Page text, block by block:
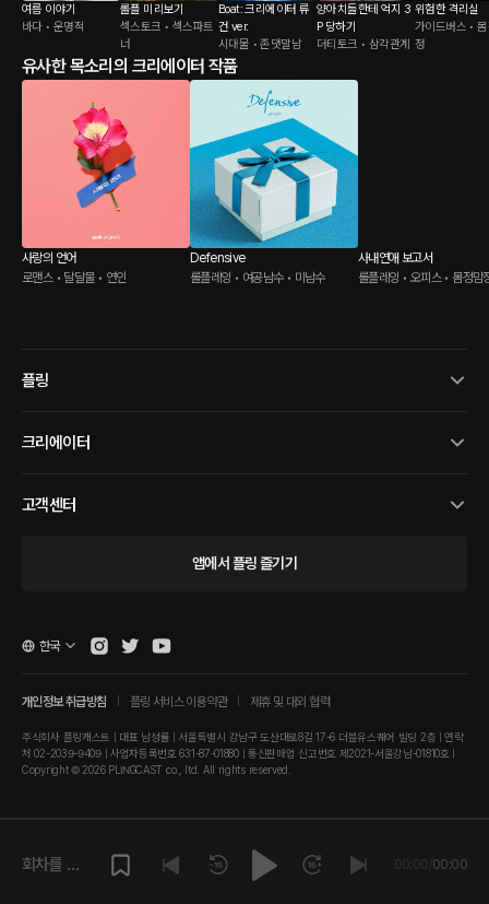
여름 이야기
바다 • 운명적
롤플 미리보기
섹스토크 • 섹스파트
너
Boat: 크리에이터 류
건 ver.
시대물 • 존댓말남
양아치들한테 억지 3
P 당하기
더티토크 • 삼각관계
위험한 격리실
가이드버스 •
정
유사한 목소리의 크리에이터 작품
사랑의 언어
로맨스 • 달달물 • 연인
Defensive
롤플레잉 • 여공남수 • 미남수
사내연애 보고서
롤플레잉 • 오피스 • 몸정맘
플링
크리에이터
고객센터
앱에서 플링 즐기기
개인정보 취급방침 플링 서비스 이용약관 제휴 및 대외 협력
주식회사 플링캐스트 | 대표 남성률 | 서울특별시 강남구 도산대로8길 17-6 더블유스퀘어 빌딩 2층 | 연락
처 02-2039-9409 | 사업자등록번호 631-87-01880 | 통신판매업 신고번호 제2021-서울강남-01810호 |
Copyright © 2026 PLINGCAST co., ltd. All rights reserved.
한국
회차를 재
00:00/00:00